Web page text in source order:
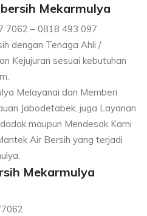
Mekarmulya
7062 – 0818 493 097
dengan Tenaga Ahli /
Kejujuran sesuai kebutuhan
Melayanai dan Memberi
Jabodetabek, juga Layanan
maupun Mendesak Kami
Air Bersih yang terjadi
Mekarmulya